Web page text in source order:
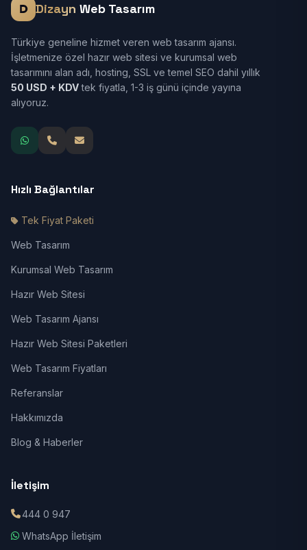
Dizayn Web Tasarım
Türkiye geneline hizmet veren web tasarım ajansı.
İşletmenize özel hazır web sitesi ve kurumsal web
tasarımını alan adı, hosting, SSL ve temel SEO dahil yıllık
50 USD + KDVtek fiyatla, 1-3 iş günü içinde yayına
alıyoruz.
Hızlı Bağlantılar
Tek Fiyat Paketi
Web Tasarım
Kurumsal Web Tasarım
Hazır Web Sitesi
Web Tasarım Ajansı
Hazır Web Sitesi Paketleri
Web Tasarım Fiyatları
Referanslar
Hakkımızda
Blog & Haberler
İletişim
444 0 947
WhatsApp İletişim